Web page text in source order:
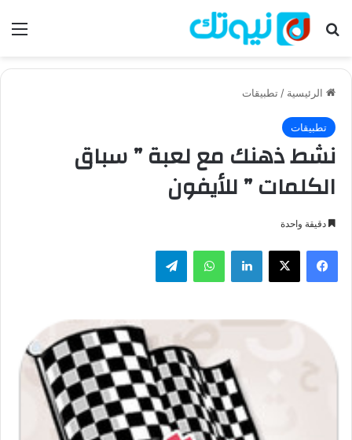
بحث عن
الرئيسية / تطبيقات
تطبيقات
نشط ذهنك مع لعبة ” سباق
الكلمات ” للأيفون
دقيقة واحدة
فيسبوك لينكدإن واتساب